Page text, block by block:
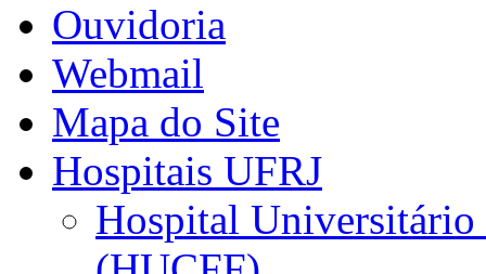
Ouvidoria
Webmail
Mapa do Site
Hospitais UFRJ
Hospital